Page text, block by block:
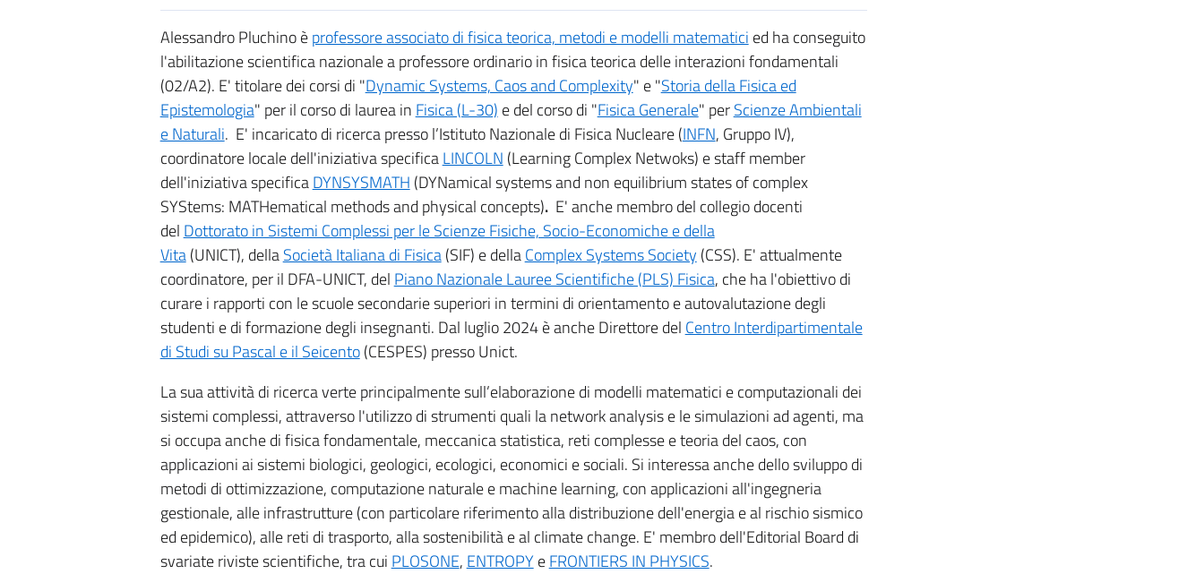
Alessandro Pluchino èprofessore associato di fisica teorica, metodi e modelli matematici ed ha conseguito
l'abilitazione scientifica nazionale a professore ordinario in fisica teorica delle interazioni fondamentali
(02/A2). E' titolare dei corsi di "Dynamic Systems, Caos and Complexity" e "Storia della Fisica ed
Epistemologia" per il corso di laurea in Fisica (L-30) e del corso di "Fisica Generale" perScienze Ambientali
e Naturali. E' incaricato di ricerca presso l’Istituto Nazionale di Fisica Nucleare (INFN, Gruppo IV),
coordinatore locale dell'iniziativa specificaLINCOLN (Learning Complex Netwoks) e staff member
dell'iniziativa specificaDYNSYSMATH (DYNamical systems and non equilibrium states of complex
SYStems: MATHematical methods and physical concepts).E' anche membro del collegio docenti
del Dottorato in Sistemi Complessi per le Scienze Fisiche, Socio-Economiche e della
Vita(UNICT), dellaSocietà Italiana di Fisica(SIF) e dellaComplex Systems Society (CSS). E' attualmente
coordinatore, per il DFA-UNICT, del Piano Nazionale Lauree Scientifiche (PLS) Fisica, che ha l'obiettivo di
curare i rapporti con le scuole secondarie superiori in termini di orientamento e autovalutazione degli
studenti e di formazione degli insegnanti. Dal luglio 2024 è anche Direttore del Centro Interdipartimentale
di Studi su Pascal e il Seicento(CESPES) presso Unict.
La sua attività di ricerca verte principalmente sull’elaborazione di modelli matematici e computazionali dei
sistemi complessi, attraverso l'utilizzo di strumenti quali la network analysis e le simulazioni ad agenti, ma
si occupa anche di fisica fondamentale, meccanica statistica, reti complesse e teoria del caos, con
applicazioni ai sistemi biologici, geologici, ecologici, economici e sociali. Si interessa anche dello sviluppo di
metodi di ottimizzazione, computazione naturale e machine learning, con applicazioni all'ingegneria
gestionale, alle infrastrutture (con particolare riferimento alla distribuzione dell'energia e al rischio sismico
ed epidemico), alle reti di trasporto, alla sostenibilità e al climate change. E' membro dell'Editorial Board di
svariate riviste scientifiche, tra cui PLOSONE, ENTROPYeFRONTIERS IN PHYSICS.